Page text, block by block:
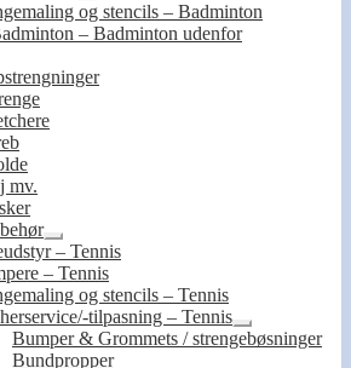
Udfold
undermenu
og stencils – Badminton
– Badminton udenfor
mv.
Udfold
undermenu
– Tennis
– Tennis
og stencils – Tennis
tilpasning – Tennis
Udfold
undermenu
Bumper & Grommets / strengebøsninger
Bundpropper